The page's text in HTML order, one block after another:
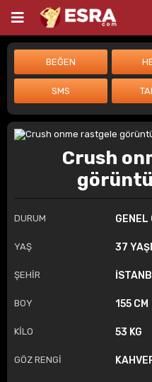
Crush
DURUM GENEL
YAŞ 37
ŞEHİR
BOY 155 CM
KİLO 53 KG
GÖZ RENGİ